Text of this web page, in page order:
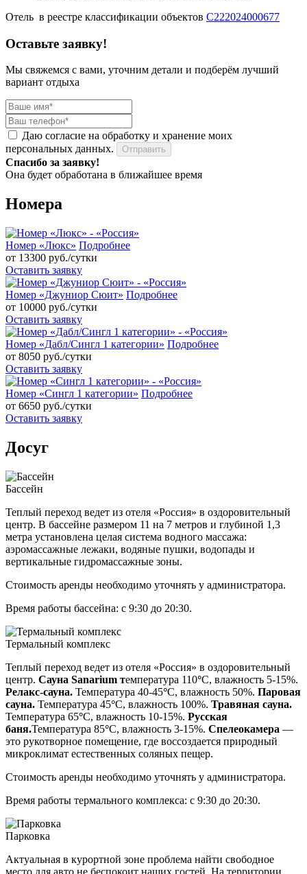
Отель в реестре классификации объектов С222024000677
Оставьте заявку!
Мы свяжемся с вами, уточним детали и подберём лучший
вариант отдыха
Даю согласие на обработку и хранение моих
персональных данных.
Отправить
Спасибо за заявку!
Она будет обработана в ближайшее время
Номера
Номер «Люкс» Подробнее
от 13300 руб./сутки
Оставить заявку
Номер «Джуниор Сюит» Подробнее
от 10000 руб./сутки
Оставить заявку
Номер «Дабл/Сингл 1 категории» Подробнее
от 8050 руб./сутки
Оставить заявку
Номер «Сингл 1 категории» Подробнее
от 6650 руб./сутки
Оставить заявку
Досуг
Бассейн
Теплый переход ведет из отеля «Россия» в оздоровительный
центр. В бассейне размером 11 на 7 метров и глубиной 1,3
метра установлена целая система водного массажа:
аэромассажные лежаки, водяные пушки, водопады и
вертикальные гидромассажные зоны.
Стоимость аренды необходимо уточнять у администратора.
Время работы бассейна: с 9:30 до 20:30.
Термальный комплекс
Теплый переход ведет из отеля «Россия» в оздоровительный
центр. Сауна Sanarium температура 110°С, влажность 5-15%.
Релакс-сауна. Температура 40-45°С, влажность 50%. Паровая
сауна. Температура 45°С, влажность 100%. Травяная сауна.
Температура 65°С, влажность 10-15%. Русская
баня.Температура 85°С, влажность 3-15%. Спелеокамера —
это рукотворное помещение, где воссоздается природный
микроклимат естественных соляных пещер.
Стоимость аренды необходимо уточнять у администратора.
Время работы термального комплекса: с 9:30 до 20:30.
Парковка
Актуальная в курортной зоне проблема найти свободное
место для авто не беспокоит наших гостей. На территории